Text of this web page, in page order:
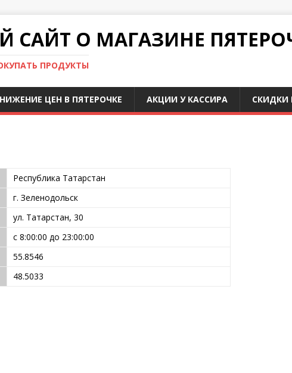
О МАГАЗИНЕ
ПРОДУКТЫ
ЦЕН В ПЯТЕРОЧКЕ АКЦИИ У КАССИРА СКИДКИ
Республика Татарстан
г. Зеленодольск
ул. Татарстан, 30
с 8:00:00 до 23:00:00
55.8546
48.5033